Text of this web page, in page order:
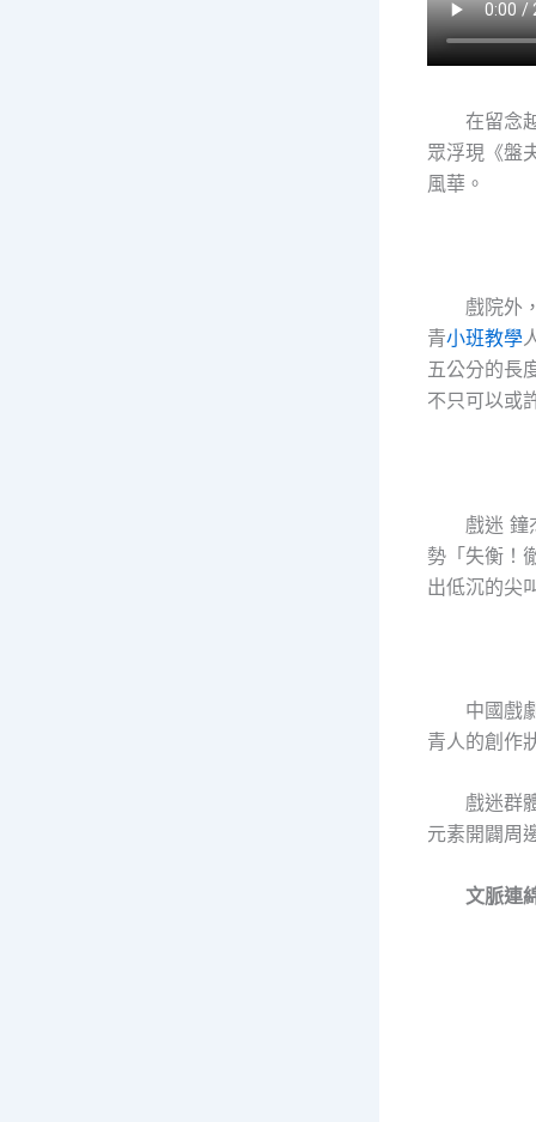
在留念
眾浮現《盤
風華。
戲院外
青小班教學
五公分的長
不只可以或
戲迷 鐘
勢「失衡！
出低沉的尖
中國戲
青人的創作
戲迷群
元素開闢周
文脈連